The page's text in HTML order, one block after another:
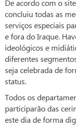
De acordo com o
concluiu todas as
serviços especiais
e fora do Iraque.
ideológicos e
diferentes
seja celebrada de
status.
Todos os
participarão das
este dia de forma